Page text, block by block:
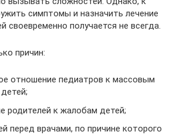
симптомы и назначить лечение
своевременно получается не всегда.
причин:
отношение педиатров к массовым
родителей к жалобам детей;
перед врачами, по причине которого